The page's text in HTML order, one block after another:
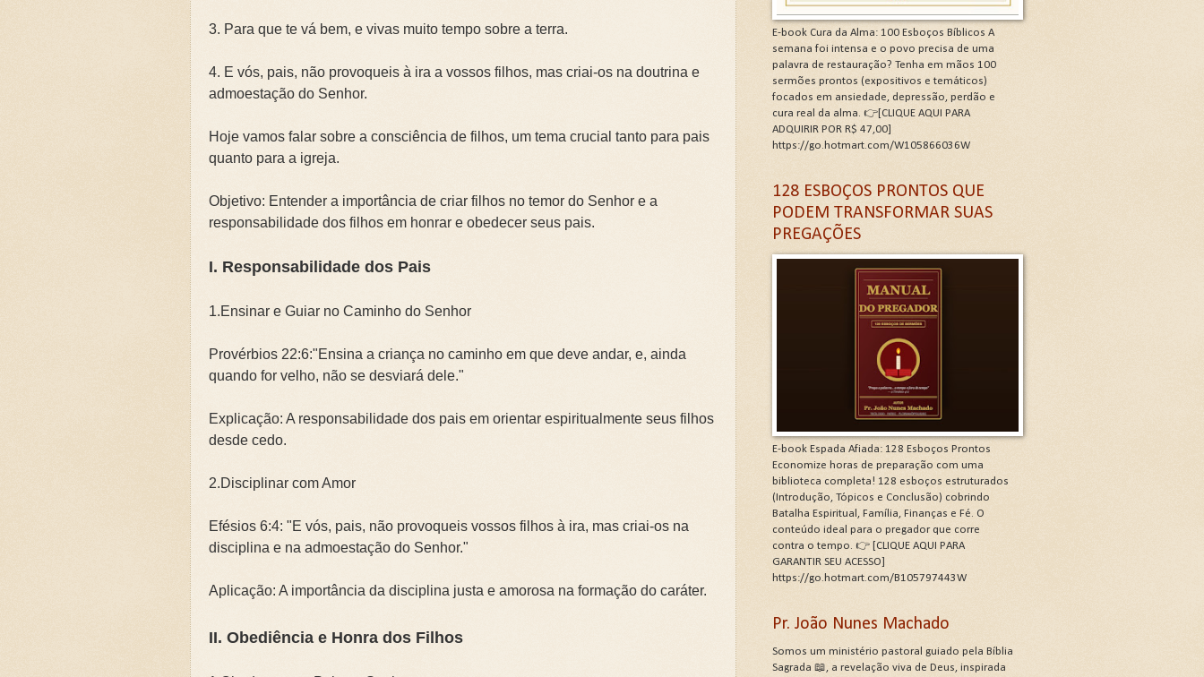
🌧️PRIMEIRA CAMPANHA: Caminhos de Gratidão e Renovação.Clique na letra G
📚SEGUNDA CAMPANHA: O CÓDIGO DA GRATIDÃO. Clique na letra G
📚TERCEIRA CAMPANHA 2026: As Doenças da Alma. Clique na letra G
🛡️CAMPANHA: Superando Gigantes da Alma. Clique na letra G
🌧️A IMPORTÂNCIA DA VIDA DA IGREJA PARA A EVANGELIZAÇÃO. Clique na letra G
3. Para que te vá bem, e vivas muito tempo sobre a terra.
4. E vós, pais, não provoqueis à ira a vossos filhos, mas criai-os na doutrina e
admoestação do Senhor.
Hoje vamos falar sobre a consciência de filhos, um tema crucial tanto para pais
quanto para a igreja.
Objetivo: Entender a importância de criar filhos no temor do Senhor e a
responsabilidade dos filhos em honrar e obedecer seus pais.
I. Responsabilidade dos Pais
1.Ensinar e Guiar no Caminho do Senhor
Provérbios 22:6:"Ensina a criança no caminho em que deve andar, e, ainda
quando for velho, não se desviará dele."
Explicação: A responsabilidade dos pais em orientar espiritualmente seus filhos
desde cedo.
2.Disciplinar com Amor
Efésios 6:4: "E vós, pais, não provoqueis vossos filhos à ira, mas criai-os na
disciplina e na admoestação do Senhor."
Aplicação: A importância da disciplina justa e amorosa na formação do caráter.
II. Obediência e Honra dos Filhos
E-book Cura da Alma: 100 Esboços Bíblicos A
semana foi intensa e o povo precisa de uma
palavra de restauração? Tenha em mãos 100
sermões prontos (expositivos e temáticos)
focados em ansiedade, depressão, perdão e
cura real da alma. 👉[CLIQUE AQUI PARA
ADQUIRIR POR R$ 47,00]
https://go.hotmart.com/W105866036W
128 ESBOÇOS PRONTOS QUE
PODEM TRANSFORMAR SUAS
PREGAÇÕES
E-book Espada Afiada: 128 Esboços Prontos
Economize horas de preparação com uma
biblioteca completa! 128 esboços estruturados
(Introdução, Tópicos e Conclusão) cobrindo
Batalha Espiritual, Família, Finanças e Fé. O
conteúdo ideal para o pregador que corre
contra o tempo. 👉 [CLIQUE AQUI PARA
GARANTIR SEU ACESSO]
https://go.hotmart.com/B105797443W
Pr. João Nunes Machado
Somos um ministério pastoral guiado pela Bíblia
Sagrada 📖, a revelação viva de Deus, inspirada